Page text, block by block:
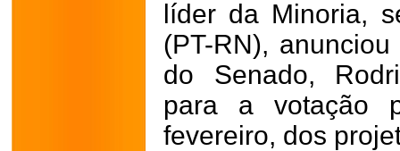
líder da Minoria,
(PT-RN),
do Senado,
para a votação
fevereiro, dos